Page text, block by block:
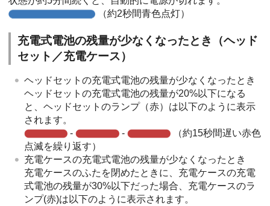
（約2秒間青色点灯）
充電式電池の残量が少なくなったとき（ヘッド
セット／充電ケース）
ヘッドセットの充電式電池の残量が少なくなったとき
ヘッドセットの充電式電池の残量が20%以下になる
と、ヘッドセットのランプ（赤）は以下のように表示
されます。
-
-
（約15秒間遅い赤色
点滅を繰り返す）
充電ケースの充電式電池の残量が少なくなったとき
充電ケースのふたを閉めたときに、充電ケースの充電
式電池の残量が30%以下だった場合、充電ケースのラ
ンプ(赤)は以下のように表示されます。